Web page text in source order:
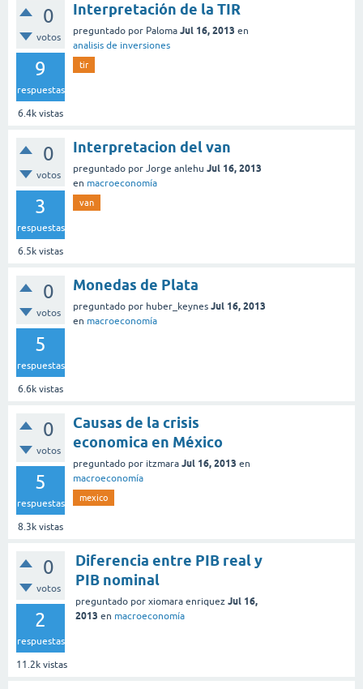
0
votos
9
respuestas
6.4k vistas
Interpretación de la TIR
preguntado por Paloma Jul 16, 2013 en
analisis de inversiones
tir
0
votos
3
respuestas
6.5k vistas
Interpretacion del van
preguntado por Jorge anlehu Jul 16, 2013
en macroeconomía
van
0
votos
5
respuestas
6.6k vistas
Monedas de Plata
preguntado por huber_keynes Jul 16, 2013
en macroeconomía
0
votos
5
respuestas
8.3k vistas
Causas de la crisis
economica en México
preguntado por itzmara Jul 16, 2013 en
macroeconomía
mexico
0
votos
2
respuestas
11.2k vistas
Diferencia entre PIB real y
PIB nominal
preguntado por xiomara enriquez Jul 16,
2013 en macroeconomía